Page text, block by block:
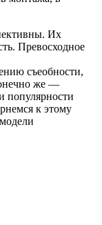
Их
Превосходное
съеобности,
же —
популярности
к этому